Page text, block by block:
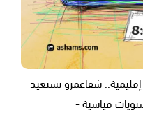
شفاعمرو تستعيد
قياسية -